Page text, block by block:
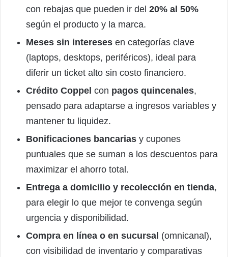
con rebajas que pueden ir del 20% al 50%
según el producto y la marca.
Meses sin intereses en categorías clave
(laptops, desktops, periféricos), ideal para
diferir un ticket alto sin costo financiero.
Crédito Coppel con pagos quincenales,
pensado para adaptarse a ingresos variables y
mantener tu liquidez.
Bonificaciones bancarias y cupones
puntuales que se suman a los descuentos para
maximizar el ahorro total.
Entrega a domicilio y recolección en tienda,
para elegir lo que mejor te convenga según
urgencia y disponibilidad.
Compra en línea o en sucursal (omnicanal),
con visibilidad de inventario y comparativas